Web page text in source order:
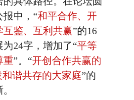
报中，“和平合作、开
互鉴、互利共赢”的16
24字，增加了“平等
重”。“开创合作共赢的
和谐共存的大家庭”的